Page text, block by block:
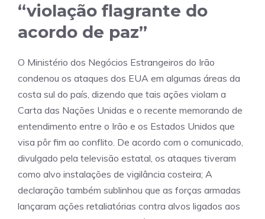
“violação flagrante do
acordo de paz”
O Ministério dos Negócios Estrangeiros do Irão
condenou os ataques dos EUA em algumas áreas da
costa sul do país, dizendo que tais ações violam a
Carta das Nações Unidas e o recente memorando de
entendimento entre o Irão e os Estados Unidos que
visa pôr fim ao conflito. De acordo com o comunicado,
divulgado pela televisão estatal, os ataques tiveram
como alvo instalações de vigilância costeira; A
declaração também sublinhou que as forças armadas
lançaram ações retaliatórias contra alvos ligados aos